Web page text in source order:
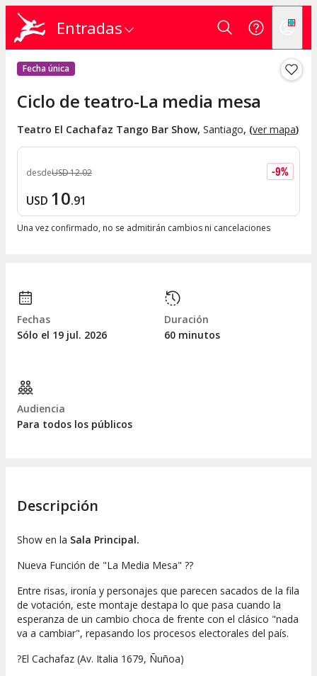
Entradas
Fecha única
Ciclo de teatro-La media mesa
Teatro El Cachafaz Tango Bar Show, Santiago, (ver mapa)
desdeUSD12.02 -9%
USD 10.91
Una vez confirmado, no se admitirán cambios ni cancelaciones
Fechas
Sólo el 19 jul. 2026
Duración
60 minutos
Audiencia
Para todos los públicos
Descripción
Show en la Sala Principal.
Nueva Función de "La Media Mesa" ??
Entre risas, ironía y personajes que parecen sacados de la fila
de votación, este montaje destapa lo que pasa cuando la
esperanza de un cambio choca de frente con el clásico "nada
va a cambiar", repasando los procesos electorales del país.
?El Cachafaz (Av. Italia 1679, Ñuñoa)